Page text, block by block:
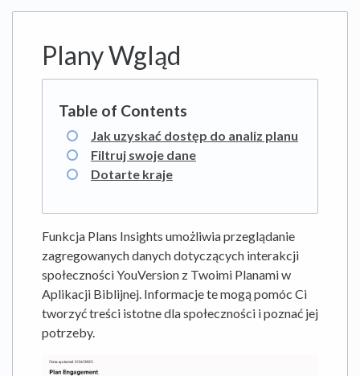
Plany Wgląd
Jak uzyskać dostęp do analiz planu
Filtruj swoje dane
Dotarte kraje
Funkcja Plans Insights umożliwia przeglądanie
zagregowanych danych dotyczących interakcji
społeczności YouVersion z Twoimi Planami w
Aplikacji Biblijnej. Informacje te mogą pomóc Ci
tworzyć treści istotne dla społeczności i poznać jej
potrzeby.